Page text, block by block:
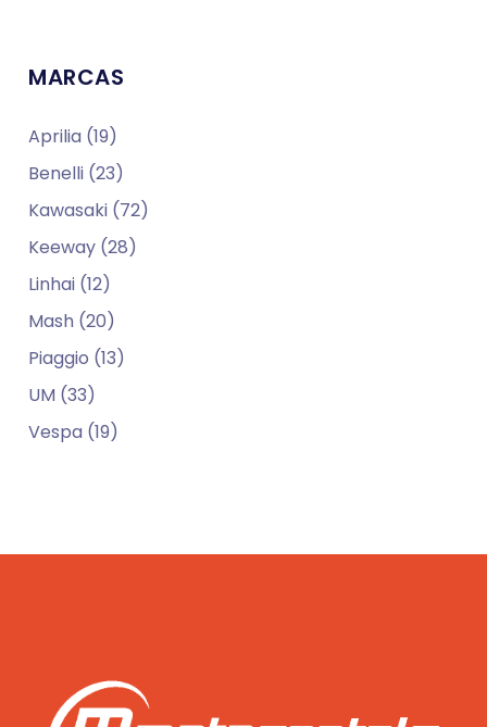
MARCAS
Aprilia (19)
Benelli (23)
Kawasaki (72)
Keeway (28)
Linhai (12)
Mash (20)
Piaggio (13)
UM (33)
Vespa (19)